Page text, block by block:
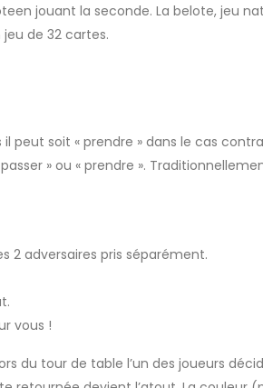
jouant la seconde. La belote, jeu
de 32 cartes.
peut soit « prendre » dans le cas
» ou « prendre ».
2 adversaires pris séparément.
vous !
du tour de table l’un des joueurs